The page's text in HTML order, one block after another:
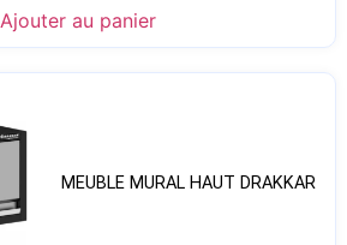
Ajouter au panier
MEUBLE MURAL HAUT DRAKKAR